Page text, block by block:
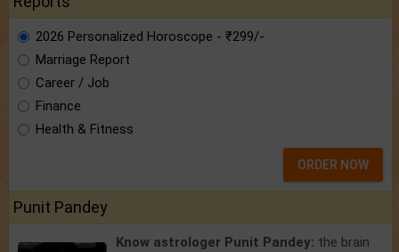
2026 Personalized Horoscope - ₹299/-
Marriage Report
Career / Job
Finance
Health & Fitness
ORDER NOW
Punit Pandey
Know astrologer Punit Pandey: the brain